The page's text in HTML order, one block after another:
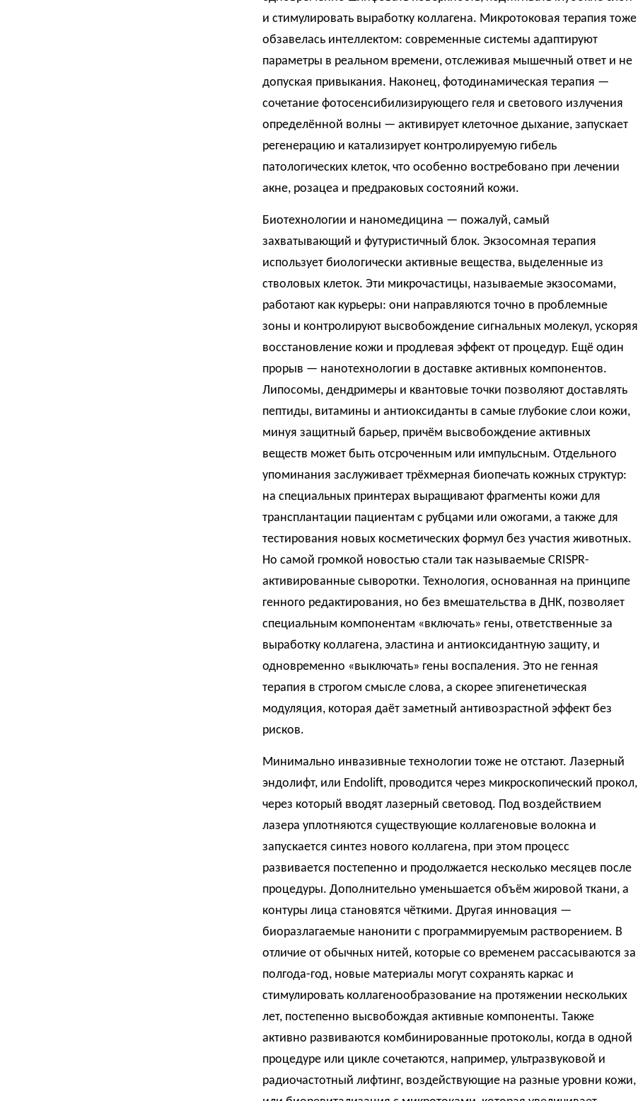
и стимулировать выработку коллагена. Микротоковая терапия тоже
обзавелась интеллектом: современные системы адаптируют
параметры в реальном времени, отслеживая мышечный ответ и не
допуская привыкания. Наконец, фотодинамическая терапия —
сочетание фотосенсибилизирующего геля и светового излучения
определённой волны — активирует клеточное дыхание, запускает
регенерацию и катализирует контролируемую гибель
патологических клеток, что особенно востребовано при лечении
акне, розацеа и предраковых состояний кожи.
Биотехнологии и наномедицина — пожалуй, самый
захватывающий и футуристичный блок. Экзосомная терапия
использует биологически активные вещества, выделенные из
стволовых клеток. Эти микрочастицы, называемые экзосомами,
работают как курьеры: они направляются точно в проблемные
зоны и контролируют высвобождение сигнальных молекул, ускоряя
восстановление кожи и продлевая эффект от процедур. Ещё один
прорыв — нанотехнологии в доставке активных компонентов.
Липосомы, дендримеры и квантовые точки позволяют доставлять
пептиды, витамины и антиоксиданты в самые глубокие слои кожи,
минуя защитный барьер, причём высвобождение активных
веществ может быть отсроченным или импульсным. Отдельного
упоминания заслуживает трёхмерная биопечать кожных структур:
на специальных принтерах выращивают фрагменты кожи для
трансплантации пациентам с рубцами или ожогами, а также для
тестирования новых косметических формул без участия животных.
Но самой громкой новостью стали так называемые CRISPR-
активированные сыворотки. Технология, основанная на принципе
генного редактирования, но без вмешательства в ДНК, позволяет
специальным компонентам «включать» гены, ответственные за
выработку коллагена, эластина и антиоксидантную защиту, и
одновременно «выключать» гены воспаления. Это не генная
терапия в строгом смысле слова, а скорее эпигенетическая
модуляция, которая даёт заметный антивозрастной эффект без
рисков.
Минимально инвазивные технологии тоже не отстают. Лазерный
эндолифт, или Endolift, проводится через микроскопический прокол,
через который вводят лазерный световод. Под воздействием
лазера уплотняются существующие коллагеновые волокна и
запускается синтез нового коллагена, при этом процесс
развивается постепенно и продолжается несколько месяцев после
процедуры. Дополнительно уменьшается объём жировой ткани, а
контуры лица становятся чёткими. Другая инновация —
биоразлагаемые нанонити с программируемым растворением. В
отличие от обычных нитей, которые со временем рассасываются за
полгода-год, новые материалы могут сохранять каркас и
стимулировать коллагенообразование на протяжении нескольких
лет, постепенно высвобождая активные компоненты. Также
активно развиваются комбинированные протоколы, когда в одной
процедуре или цикле сочетаются, например, ультразвуковой и
радиочастотный лифтинг, воздействующие на разные уровни кожи,